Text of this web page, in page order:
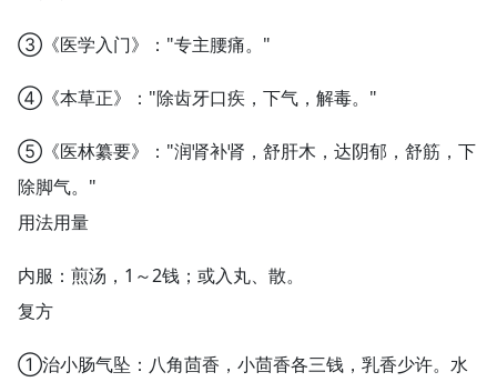
③《医学入门》："专主腰痛。"
④《本草正》："除齿牙口疾，下气，解毒。"
⑤《医林纂要》："润肾补肾，舒肝木，达阴郁，舒筋，下
除脚气。"
用法用量
内服：煎汤，1～2钱；或入丸、散。
复方
①治小肠气坠：八角茴香，小茴香各三钱，乳香少许。水